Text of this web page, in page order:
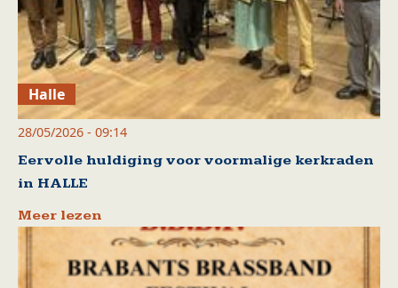
Halle
28/05/2026 - 09:14
Eervolle huldiging voor voormalige kerkraden
in HALLE
Meer lezen